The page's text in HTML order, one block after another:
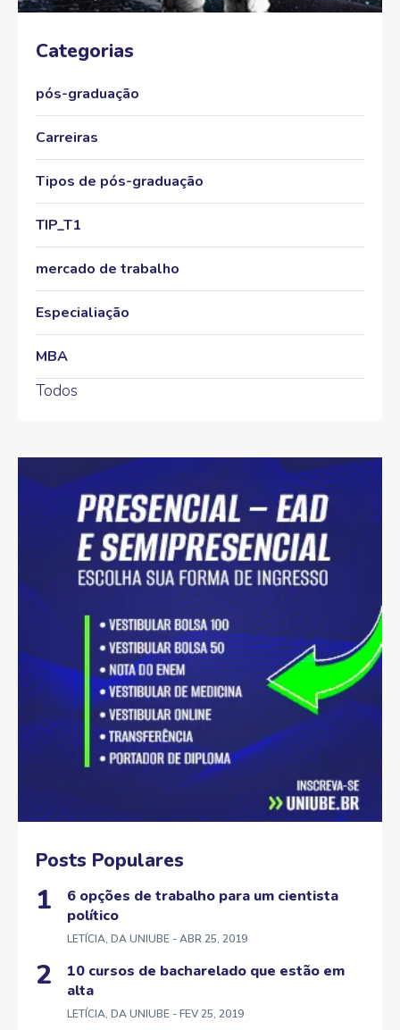
Categorias
pós-graduação
Carreiras
Tipos de pós-graduação
TIP_T1
mercado de trabalho
Especialiação
MBA
Todos
Posts Populares
6 opções de trabalho para um cientista
político
LETÍCIA, DA UNIUBE - ABR 25, 2019
10 cursos de bacharelado que estão em
alta
LETÍCIA, DA UNIUBE - FEV 25, 2019